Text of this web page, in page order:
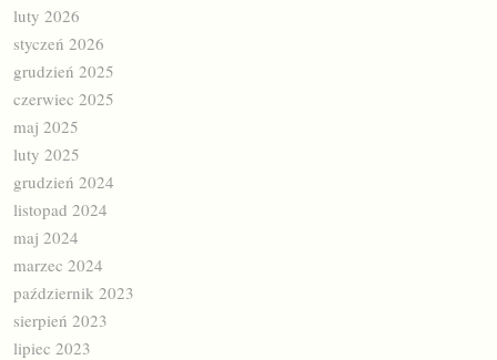
luty 2026
styczeń 2026
grudzień 2025
czerwiec 2025
maj 2025
luty 2025
grudzień 2024
listopad 2024
maj 2024
marzec 2024
październik 2023
sierpień 2023
lipiec 2023